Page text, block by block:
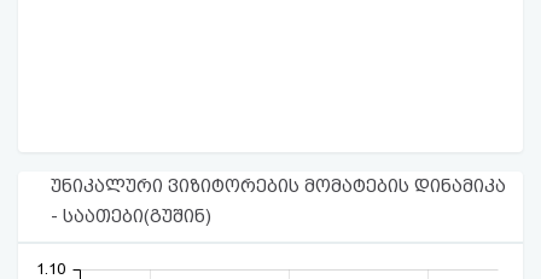
უნიკალური ვიზიტორების მომატების დინამიკა
- საათები(გუშინ)
1.10